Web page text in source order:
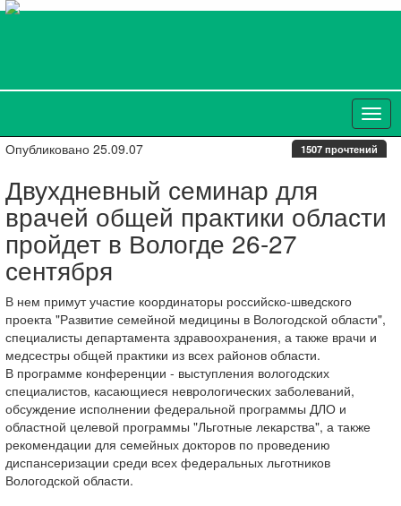
Опубликовано 25.09.07 1507 прочтений
Двухдневный семинар для
врачей общей практики области
пройдет в Вологде 26-27
сентября
В нем примут участие координаторы российско-шведского
проекта "Развитие семейной медицины в Вологодской области",
специалисты департамента здравоохранения, а также врачи и
медсестры общей практики из всех районов области.
В программе конференции - выступления вологодских
специалистов, касающиеся неврологических заболеваний,
обсуждение исполнении федеральной программы ДЛО и
областной целевой программы "Льготные лекарства", а также
рекомендации для семейных докторов по проведению
диспансеризации среди всех федеральных льготников
Вологодской области.